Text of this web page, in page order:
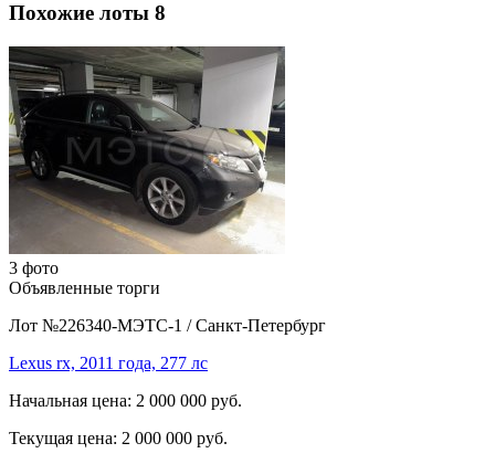
Похожие лоты 8
3 фото
Объявленные торги
Лот №226340-МЭТС-1 / Санкт-Петербург
Lexus rx, 2011 года, 277 лс
Начальная цена: 2 000 000 руб.
Текущая цена: 2 000 000 руб.